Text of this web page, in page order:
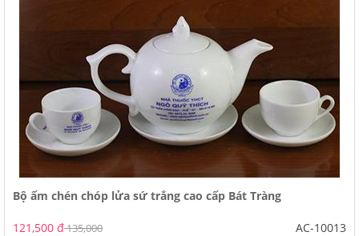
Bộ ấm chén chóp lửa sứ trắng cao cấp Bát Tràng
121,500 đ135,000 AC-10013